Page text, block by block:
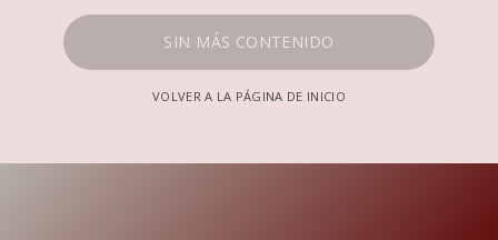
SIN MÁS CONTENIDO
VOLVER A LA PÁGINA DE INICIO